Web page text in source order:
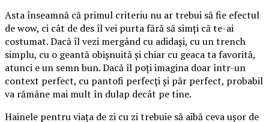
Asta înseamnă că primul criteriu nu ar trebui să fie efectul
de wow, ci cât de des îl vei purta fără să simți că te-ai
costumat. Dacă îl vezi mergând cu adidași, cu un trench
simplu, cu o geantă obișnuită și chiar cu geaca ta favorită,
atunci e un semn bun. Dacă îl poți imagina doar într-un
context perfect, cu pantofi perfecți și păr perfect, probabil
va rămâne mai mult în dulap decât pe tine.
Hainele pentru viața de zi cu zi trebuie să aibă ceva ușor de